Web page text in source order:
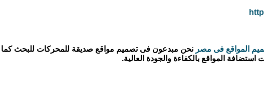
المواقع فى مصر نحن مبدعون فى تصميم مواقع صديقة للمحركات للبحث كما
المواقع بالكفاءة والجودة العالية.